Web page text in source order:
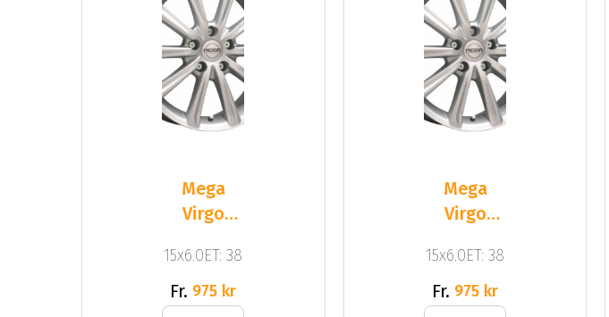
Mega
Virgo
15x6.0ET: 38
Fr. 975 kr
Mega
Virgo
15x6.0ET: 38
Fr. 975 kr